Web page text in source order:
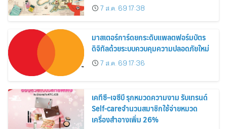
อาณาจักร ส่งตรงถึงมือตั้งแต่วันนี้ – 18
สิงหาคมนี้
7 ส.ค. 69 17:38
มาสเตอร์การ์ดยกระดับแพลตฟอร์มบัตร
ดิจิทัลด้วยระบบควบคุมความปลอดภัยใหม่
7 ส.ค. 69 17:36
เคทีซี–เจซีบี รุกหมวดความงาม รับเทรนด์
Self-careจำนวนสมาชิกใช้จ่ายหมวด
เครื่องสำอางเพิ่ม 26%